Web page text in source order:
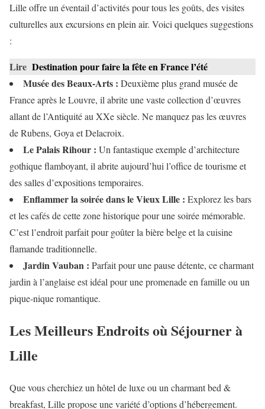
Lille offre un éventail d’activités pour tous les goûts, des visites
culturelles aux excursions en plein air. Voici quelques suggestions
:
Lire Destination pour faire la fête en France l’été
Musée des Beaux-Arts : Deuxième plus grand musée de
France après le Louvre, il abrite une vaste collection d’œuvres
allant de l’Antiquité au XXe siècle. Ne manquez pas les œuvres
de Rubens, Goya et Delacroix.
Le Palais Rihour : Un fantastique exemple d’architecture
gothique flamboyant, il abrite aujourd’hui l’office de tourisme et
des salles d’expositions temporaires.
Enflammer la soirée dans le Vieux Lille : Explorez les bars
et les cafés de cette zone historique pour une soirée mémorable.
C’est l’endroit parfait pour goûter la bière belge et la cuisine
flamande traditionnelle.
Jardin Vauban : Parfait pour une pause détente, ce charmant
jardin à l’anglaise est idéal pour une promenade en famille ou un
pique-nique romantique.
Les Meilleurs Endroits où Séjourner à
Lille
Que vous cherchiez un hôtel de luxe ou un charmant bed &
breakfast, Lille propose une variété d’options d’hébergement.